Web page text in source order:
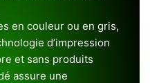
en couleur ou en gris,
d’impression
et sans produits
assure une